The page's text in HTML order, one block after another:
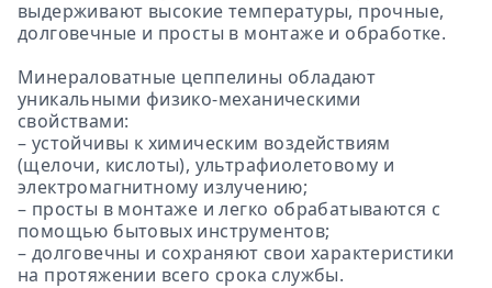
выдерживают высокие температуры, прочные,
долговечные и просты в монтаже и обработке.
Минераловатные цеппелины обладают
уникальными физико-механическими
свойствами:
– устойчивы к химическим воздействиям
(щелочи, кислоты), ультрафиолетовому и
электромагнитному излучению;
– просты в монтаже и легко обрабатываются с
помощью бытовых инструментов;
– долговечны и сохраняют свои характеристики
на протяжении всего срока службы.